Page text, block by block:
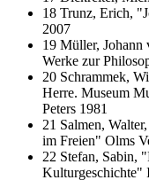
18 Trunz, Erich,
2007
19 Müller, Johann
Werke zur
20 Schrammek,
Herre. Museum
Peters 1981
21 Salmen,
im Freien" Olms
22 Stefan, Sabin,
Kulturgeschichte"